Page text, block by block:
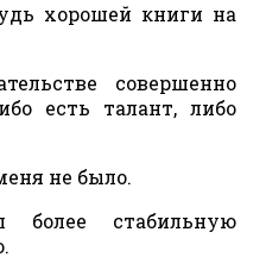
хорошей книги на
совершенно
есть талант, либо
не было.
стабильную